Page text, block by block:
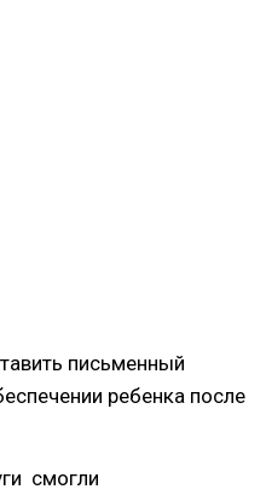
письменный
ребенка после
смогли